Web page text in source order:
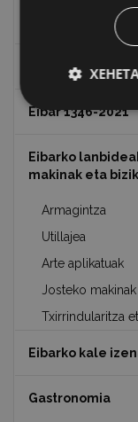
Eibarko
Eibarko
Eibar 1346-2021
Eibarko
makinak eta
Armagintza
Utillajea
Arte aplikatuak
Josteko
Txirrindularitza
Eibarko kale
Gastronomia